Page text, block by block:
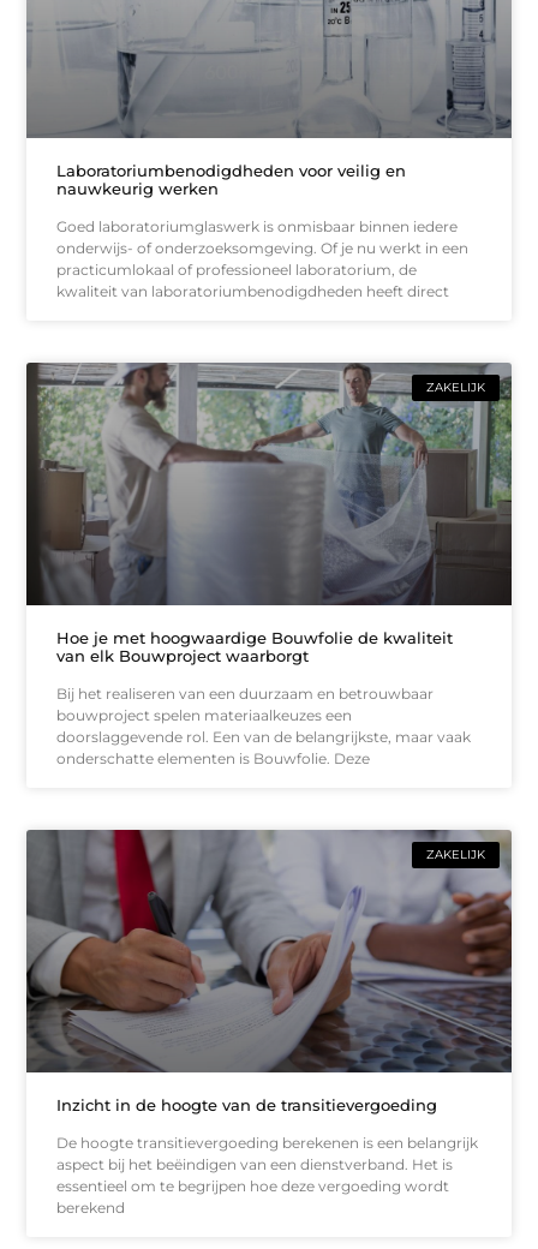
Laboratoriumbenodigdheden voor veilig en
nauwkeurig werken
Goed laboratoriumglaswerk is onmisbaar binnen iedere
onderwijs- of onderzoeksomgeving. Of je nu werkt in een
practicumlokaal of professioneel laboratorium, de
kwaliteit van laboratoriumbenodigdheden heeft direct
ZAKELIJK
Hoe je met hoogwaardige Bouwfolie de kwaliteit
van elk Bouwproject waarborgt
Bij het realiseren van een duurzaam en betrouwbaar
bouwproject spelen materiaalkeuzes een
doorslaggevende rol. Een van de belangrijkste, maar vaak
onderschatte elementen is Bouwfolie. Deze
ZAKELIJK
Inzicht in de hoogte van de transitievergoeding
De hoogte transitievergoeding berekenen is een belangrijk
aspect bij het beëindigen van een dienstverband. Het is
essentieel om te begrijpen hoe deze vergoeding wordt
berekend